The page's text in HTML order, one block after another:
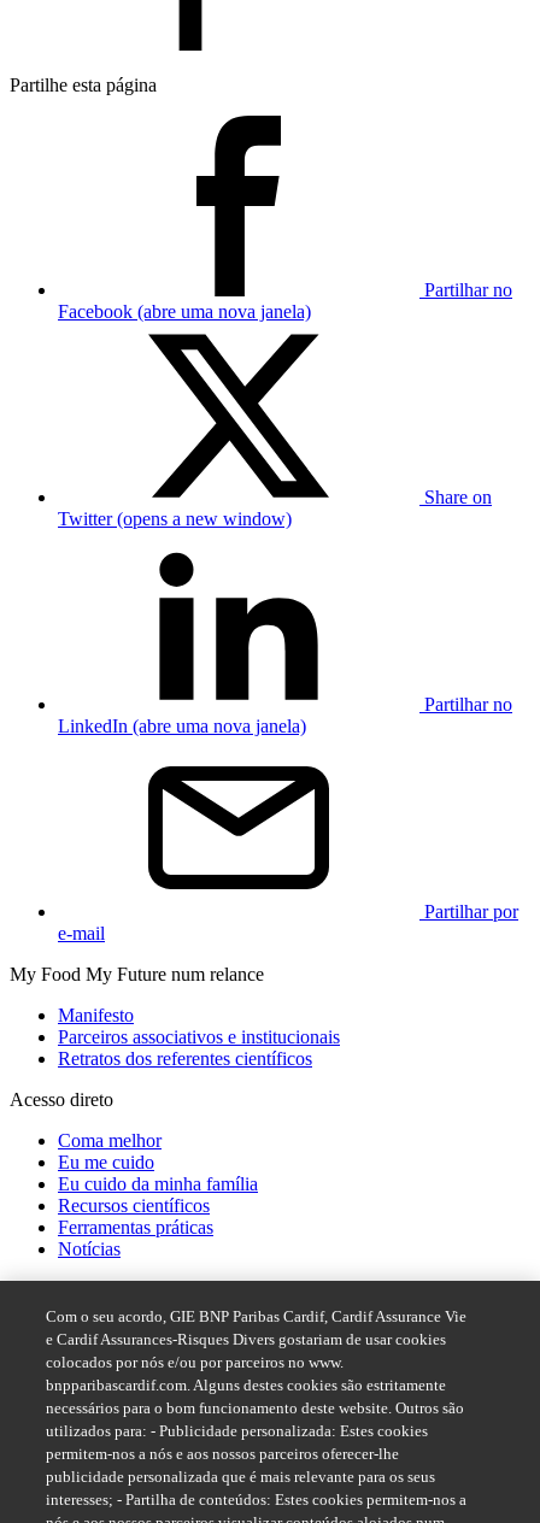
Partilhe esta página
Partilhar no
Facebook (abre uma nova janela)
Share on
Twitter (opens a new window)
Partilhar no
LinkedIn (abre uma nova janela)
Partilhar por
e-mail
My Food My Future num relance
Manifesto
Parceiros associativos e institucionais
Retratos dos referentes científicos
Acesso direto
Coma melhor
Eu me cuido
Eu cuido da minha família
Recursos científicos
Ferramentas práticas
Notícias
Sistema de denúncias BNP Paribas
Siga-nos no
Com o seu acordo, GIE BNP Paribas Cardif, Cardif Assurance Vie
e Cardif Assurances-Risques Divers gostariam de usar cookies
colocados por nós e/ou por parceiros no www.
bnpparibascardif.com. Alguns destes cookies são estritamente
necessários para o bom funcionamento deste website. Outros são
utilizados para: - Publicidade personalizada: Estes cookies
permitem-nos a nós e aos nossos parceiros oferecer-lhe
publicidade personalizada que é mais relevante para os seus
interesses; - Partilha de conteúdos: Estes cookies permitem-nos a